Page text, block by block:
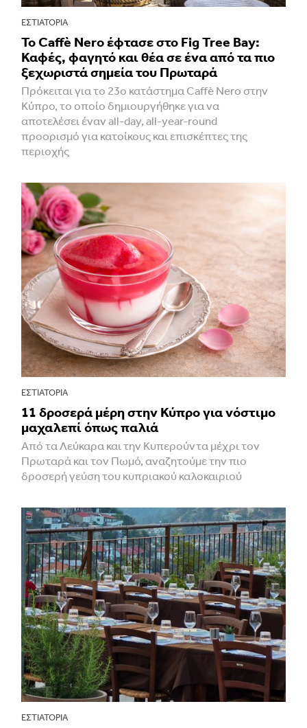
ΕΣΤΙΑΤΌΡΙΑ
Το Caffè Nero έφτασε στο Fig Tree Bay:
Καφές, φαγητό και θέα σε ένα από τα πιο
ξεχωριστά σημεία του Πρωταρά
Πρόκειται για το 23ο κατάστημα Caffè Nero στην
Κύπρο, το οποίο δημιουργήθηκε για να
αποτελέσει έναν all-day, all-year-round
προορισμό για κατοίκους και επισκέπτες της
περιοχής
ΕΣΤΙΑΤΌΡΙΑ
11 δροσερά μέρη στην Κύπρο για νόστιμο
μαχαλεπί όπως παλιά
Από τα Λεύκαρα και την Κυπερούντα μέχρι τον
Πρωταρά και τον Πωμό, αναζητούμε την πιο
δροσερή γεύση του κυπριακού καλοκαιριού
ΕΣΤΙΑΤΌΡΙΑ